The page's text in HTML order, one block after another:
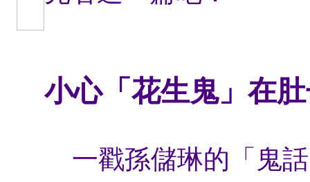
小心「花生鬼」在
一戳孫儲琳的「鬼